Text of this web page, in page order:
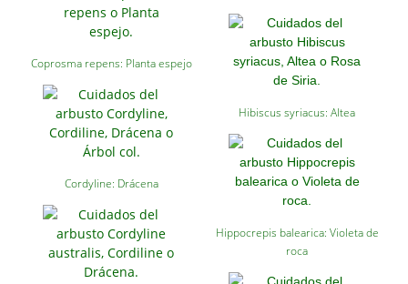
Coprosma repens: Planta espejo
Cordyline: Drácena
Hibiscus syriacus: Altea
Hippocrepis balearica: Violeta de
roca